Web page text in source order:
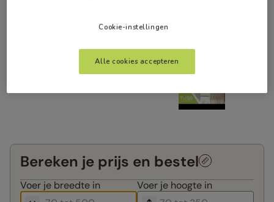
Bereken je prijs en bestel
Voer je breedte in Voer je hoogte in
Cookie-instellingen
Alle cookies accepteren